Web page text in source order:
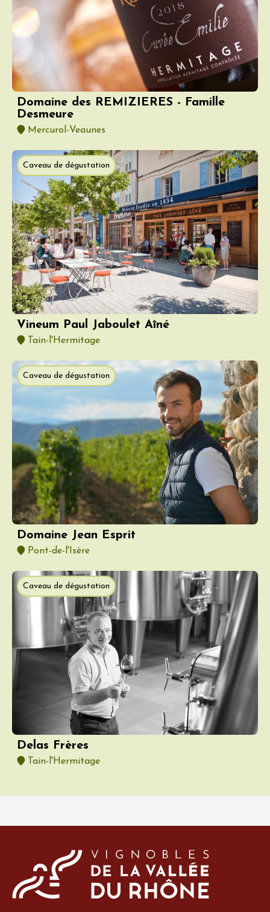
Domaine des REMIZIERES - Famille
Desmeure
Mercurol-Veaunes
Caveau de dégustation
Vineum Paul Jaboulet Aîné
Tain-l'Hermitage
Caveau de dégustation
Domaine Jean Esprit
Pont-de-l'Isère
Caveau de dégustation
Delas Frères
Tain-l'Hermitage